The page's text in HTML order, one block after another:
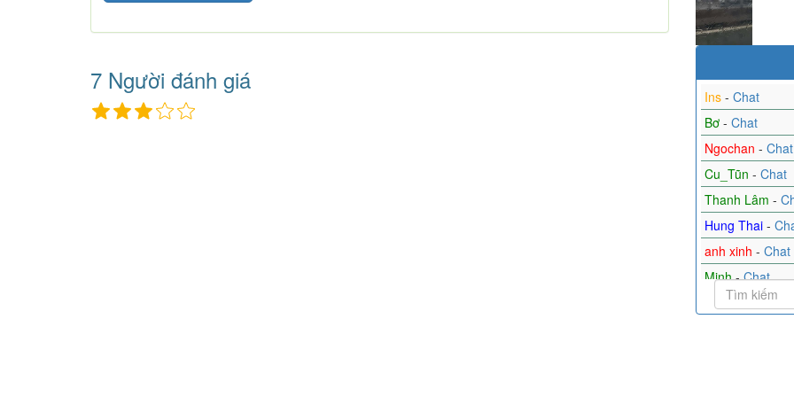
7 Người đánh giá
Ins - Chat
Bơ - Chat
Ngochan - Chat
Cu_Tũn - Chat
Thanh Lâm -
Hung Thai -
anh xinh - Chat
Minh-Chat
LONG- Chat